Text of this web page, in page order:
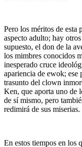
Pero los méritos de esta
aspecto adulto; hay
supuesto, el don de la
los mimbres conocidos
inesperado cruce
apariencia de ewok; ese
trasunto del clown
Ken, que aporta uno de
de sí mismo, pero
redimirá de sus miserias.
En estos tiempos en los